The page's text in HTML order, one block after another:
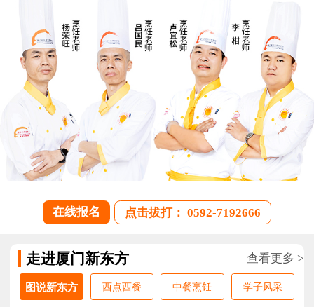
在线报名 点击拔打： 0592-7192666
走进厦门新东方 查看更多 >
图说新东方 西点西餐 中餐烹饪 学子风采